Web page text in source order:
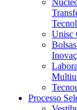
Unisc
Processo